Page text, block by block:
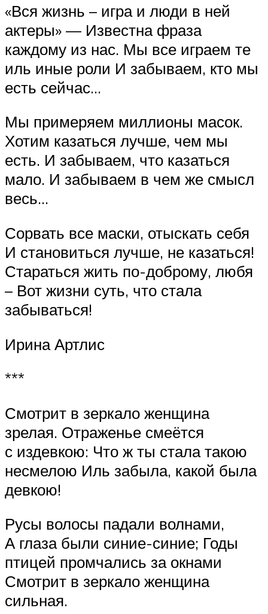
«Вся жизнь – игра и люди в ней
актеры» — Известна фраза
каждому из нас. Мы все играем те
иль иные роли И забываем, кто мы
есть сейчас…
Мы примеряем миллионы масок.
Хотим казаться лучше, чем мы
есть. И забываем, что казаться
мало. И забываем в чем же смысл
весь…
Сорвать все маски, отыскать себя
И становиться лучше, не казаться!
Стараться жить по-доброму, любя
– Вот жизни суть, что стала
забываться!
Ирина Артлис
***
Смотрит в зеркало женщина
зрелая. Отраженье смеётся
с издевкою: Что ж ты стала такою
несмелою Иль забыла, какой была
девкою!
Русы волосы падали волнами,
А глаза были синие-синие; Годы
птицей промчались за окнами
Смотрит в зеркало женщина
сильная.